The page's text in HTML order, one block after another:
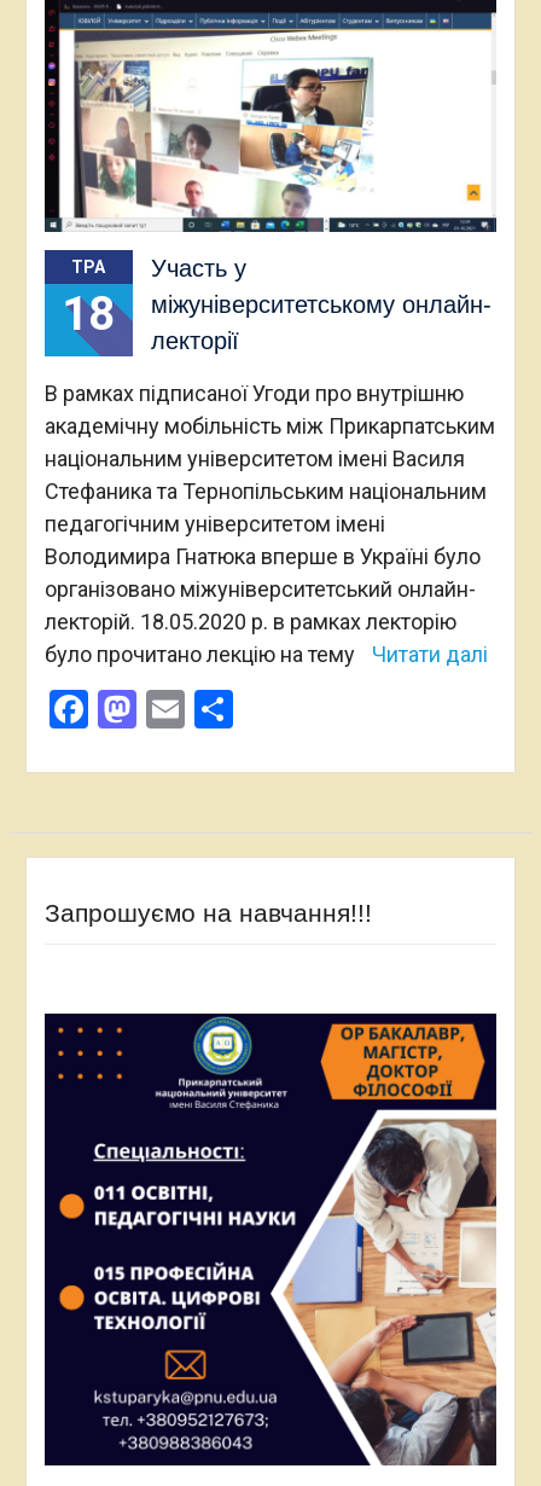
ТРА
18
Участь у
міжуніверситетському онлайн-
лекторії
В рамках підписаної Угоди про внутрішню
академічну мобільність між Прикарпатським
національним університетом імені Василя
Стефаника та Тернопільським національним
педагогічним університетом імені
Володимира Гнатюка вперше в Україні було
організовано міжуніверситетський онлайн-
лекторій. 18.05.2020 р. в рамках лекторію
було прочитано лекцію на тему
Читати далі
Facebook
Mastodon
EmailПоділитися
Запрошуємо на навчання!!!